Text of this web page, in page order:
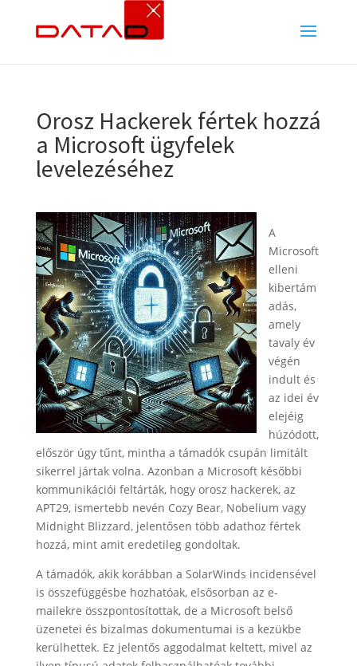
Orosz Hackerek fértek hozzá
a Microsoft ügyfelek
levelezéséhez
A
Microsoft
elleni
kibertám
adás,
amely
tavaly év
végén
indult és
az idei év
elejéig
húzódott,
először úgy tűnt, mintha a támadók csupán limitált
sikerrel jártak volna. Azonban a Microsoft későbbi
kommunikációi feltárták, hogy orosz hackerek, az
APT29, ismertebb nevén Cozy Bear, Nobelium vagy
Midnight Blizzard, jelentősen több adathoz fértek
hozzá, mint amit eredetileg gondoltak.
A támadók, akik korábban a SolarWinds incidensével
is összefüggésbe hozhatóak, elsősorban az e-
mailekre összpontosítottak, de a Microsoft belső
üzenetei és bizalmas dokumentumai is a kezükbe
kerülhettek. Ez jelentős aggodalmat keltett, mivel az